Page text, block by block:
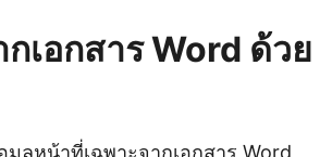
เอกสาร Word ด้วย
ลหน้าที่เฉพาะจากเอกสาร Word